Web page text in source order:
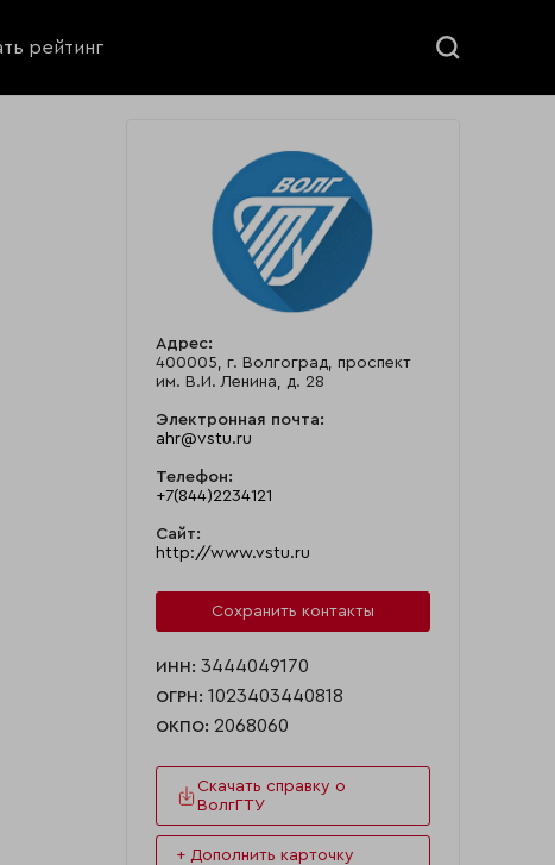
рейтинг
Адрес:
400005, г. Волгоград, проспект
им. В.И. Ленина, д. 28
Электронная почта:
ahr@vstu.ru
Телефон:
+7(844)2234121
Сайт:
http://www.vstu.ru
Сохранить контакты
ИНН: 3444049170
ОГРН: 1023403440818
ОКПО: 2068060
Скачать справку о
ВолгГТУ
+ Дополнить карточку